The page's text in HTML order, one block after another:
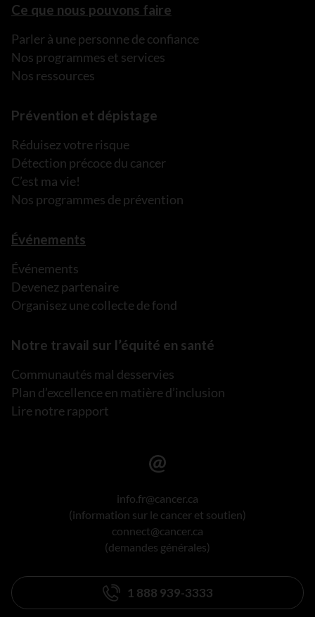
Ce que nous pouvons faire
Parler à une personne de confiance
Nos programmes et services
Nos ressources
Prévention et dépistage
Réduisez votre risque
Détection précoce du cancer
C’est ma vie!
Nos programmes de prévention
Événements
Événements
Devenez partenaire
Organisez une collecte de fond
Notre travail sur l’équité en santé
Communautés mal desservies
Plan d’excellence en matière d’inclusion
Lire notre rapport
info.fr@cancer.ca
(information sur le cancer et soutien)
connect@cancer.ca
(demandes générales)
1 888 939-3333